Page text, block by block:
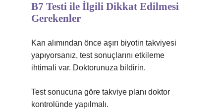
B7 Testi ile İlgili Dikkat Edilmesi
Gerekenler
Kan alımından önce aşırı biyotin takviyesi
yapıyorsanız, test sonuçlarını etkileme
ihtimali var. Doktorunuza bildirin.
Test sonucuna göre takviye planı doktor
kontrolünde yapılmalı.